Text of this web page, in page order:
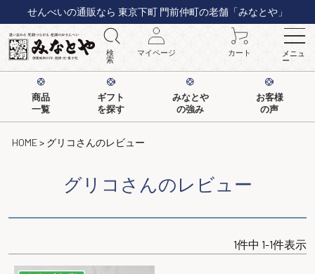
せんべいの通販なら 東京下町 門前仲町の老舗「みなとや」
検
索
マイページ カート メニュ
ー
商品
一覧
ギフト
を探す
みなとや
の強み
お客様
の声
HOME グリコさんのレビュー
グリコさんのレビュー
1件中 1-1件表示